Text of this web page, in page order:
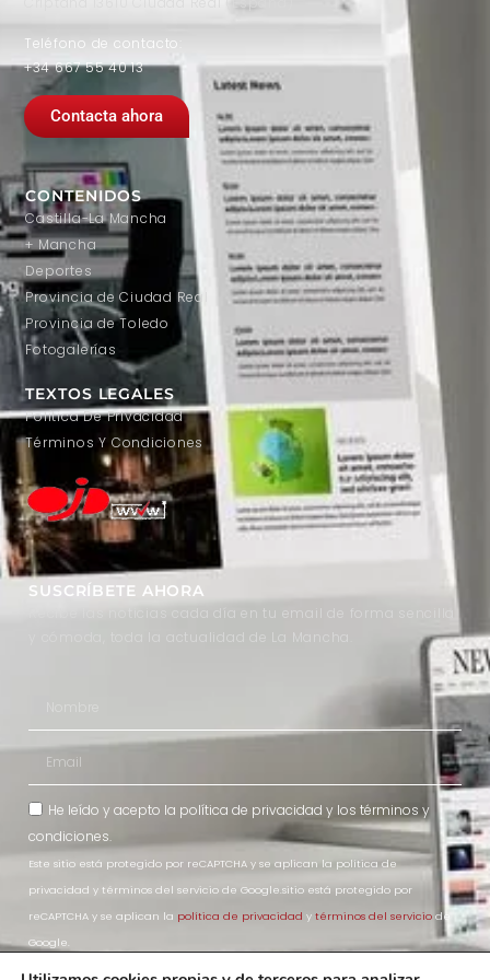
Teléfono de contacto:
+34 667 55 40 13
Contacta ahora
CONTENIDOS
Castilla-La Mancha
+ Mancha
Deportes
Provincia de Ciudad Real
Provincia de Toledo
Fotogalerías
TEXTOS LEGALES
Política De Privacidad
Términos Y Condiciones
SUSCRÍBETE AHORA
Recibe las noticias cada día en tu email de forma sencilla
y cómoda, toda la actualidad de La Mancha.
He leído y acepto la política de privacidad y lostérminos y
condiciones.
Este sitio está protegido por reCAPTCHA y se aplican la política de
privacidad y términos del servicio de Google.sitio está protegido por
reCAPTCHA y se aplican la política de privacidad ytérminos del servicio de
Google.